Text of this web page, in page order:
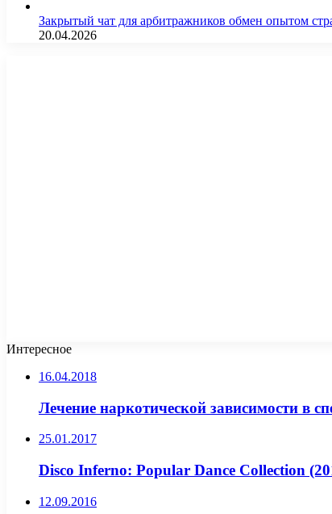
Закрытый чат для арбитражников обмен опытом
20.04.2026
Интересное
16.04.2018
Лечение наркотической зависимости в
25.01.2017
Disco Inferno: Popular Dance Collection
12.09.2016